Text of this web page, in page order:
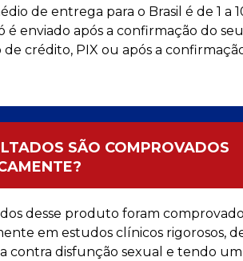
de entrega para o Brasil é de 1 a
é enviado após a confirmação do
de crédito, PIX ou após a
SÃO COMPROVADOS
desse produto foram
em estudos clínicos rigorosos,
contra disfunção sexual e tendo